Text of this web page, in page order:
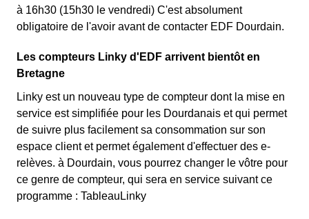
à 16h30 (15h30 le vendredi) C'est absolument
obligatoire de l'avoir avant de contacter EDF Dourdain.
Les compteurs Linky d'EDF arrivent bientôt en
Bretagne
Linky est un nouveau type de compteur dont la mise en
service est simplifiée pour les Dourdanais et qui permet
de suivre plus facilement sa consommation sur son
espace client et permet également d'effectuer des e-
relèves. à Dourdain, vous pourrez changer le vôtre pour
ce genre de compteur, qui sera en service suivant ce
programme : TableauLinky